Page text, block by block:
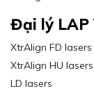
Đại lý LAP
XtrAlign FD lasers
XtrAlign HU lasers
LD lasers